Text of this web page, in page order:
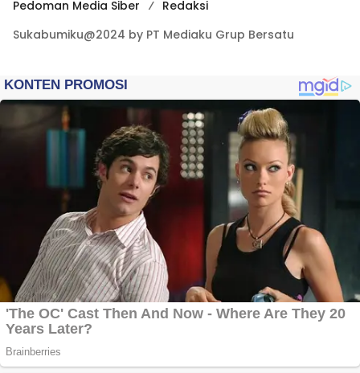
Pedoman Media Siber
Redaksi
Sukabumiku@2024 by PT Mediaku Grup Bersatu